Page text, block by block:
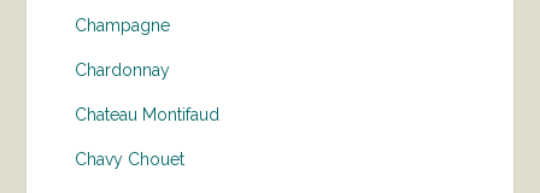
Champagne
Chardonnay
Chateau Montifaud
Chavy Chouet